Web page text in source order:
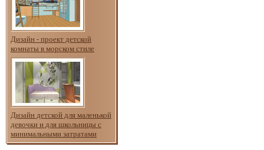
Дизайн - проект детской
комнаты в морском стиле
Дизайн детской для маленькой
девочки и для школьницы с
минимальными затратами